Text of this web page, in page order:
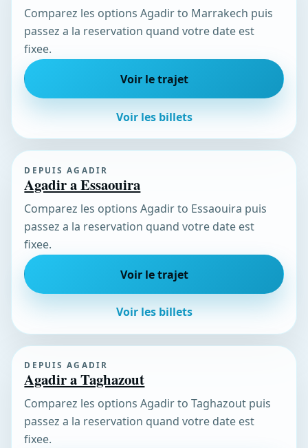
Comparez les options Agadir to Marrakech puis
passez a la reservation quand votre date est
fixee.
Voir le trajet
Voir les billets
DEPUIS AGADIR
Agadir a Essaouira
Comparez les options Agadir to Essaouira puis
passez a la reservation quand votre date est
fixee.
Voir le trajet
Voir les billets
DEPUIS AGADIR
Agadir a Taghazout
Comparez les options Agadir to Taghazout puis
passez a la reservation quand votre date est
fixee.